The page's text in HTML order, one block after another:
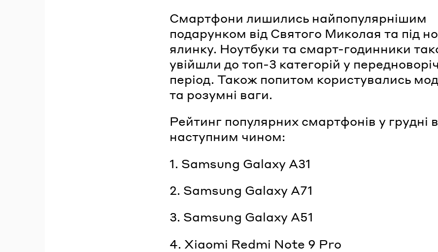
Смартфони лишились найпопулярнішим
подарунком від Святого Миколая та під
ялинку. Ноутбуки та смарт-годинники
увійшли до топ-3 категорій у
період. Також попитом користувались
та розумні ваги.
Рейтинг популярних смартфонів у грудні
наступним чином:
1. Samsung Galaxy A31
2. Samsung Galaxy A71
3. Samsung Galaxy A51
4. Xiaomi Redmi Note 9 Pro